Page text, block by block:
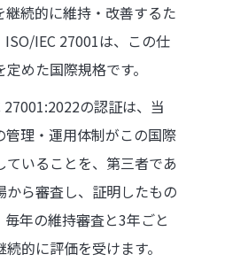
続的に維持・改善するた
IEC 27001は、この仕
めた国際規格です。
の認証は、当
理・運用体制がこの国際
いることを、第三者であ
から審査し、証明したもの
年の維持審査と3年ごと
的に評価を受けます。